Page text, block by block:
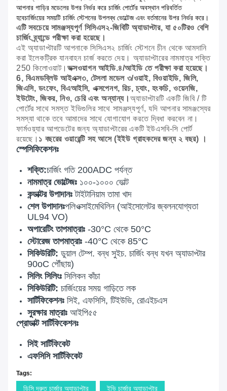
আপনার গাড়ির মডেলের উপর নির্ভর করে চার্জিং পোর্টের অবস্থান পরিবর্তিত
হবেচার্জিংয়ের সময়টি চার্জিং স্টেশনের উপলব্ধ ভোল্টেজ এবং বর্তমানের উপর নির্ভর করে।
এটি সবচেয়ে সামঞ্জস্যপূর্ণ সিসিএস২-জিবিটি অ্যাডাপ্টার, যা ৫০টিরও বেশি
চার্জিং ব্র্যান্ডে পরীক্ষা করা হয়েছে।
এই অ্যাডাপ্টারটি আপনাকে সিসিএস২ চার্জিং স্টেশনে চীন থেকে আমদানি
করা ইলেকট্রিক যানবাহন চার্জ করতে দেয়। অ্যাডাপ্টারের নামমাত্র শক্তি
250 কিলোওয়াট। ভক্সওয়াগন আইডি.৪/আইডি তে পরীক্ষা করা হয়েছে।
6, বিএমডব্লিউ আইএক্স৩, টেসলা মডেল ৩/ওয়াই, বিওয়াইডি, জিলি,
জিএসি, ডংফেং, বিএআইসি, এক্সপেনগ, রিচ, চ্যাং, হংকচি, ওয়েনজি,
ইউটোং, জিকর, নিও, চেরি এবং অন্যান্য। অ্যাডাপ্টারটি একটি জিবি / টি
পোর্টের সাথে সমস্ত ইভিগুলির সাথে সামঞ্জস্যপূর্ণ, যদি আপনার সামঞ্জস্যের
সমস্যা থাকে তবে আমাদের সাথে যোগাযোগ করতে দ্বিধা করবেন না।
ফার্মওয়্যার আপডেটের জন্য অ্যাডাপ্টারের একটি ইউএসবি-সি পোর্ট
রয়েছে। ১ বছরের ওয়ারেন্টি সহ আসে (ইইউ গ্রাহকদের জন্য ২ বছর) ।
স্পেসিফিকেশনঃ
শক্তি:চার্জিং গতি 200ADC পর্যন্ত
নামমাত্র ভোল্টেজঃ ১০০-১০০০ ভোল্ট
কন্ডাক্টর উপাদানঃ টাইটানিয়াম তামা খাদ
শেল উপাদানঃপলিওক্সাইমেথিলিন (আইসোলেটর জ্বলনযোগ্যতা
UL94 VO)
অপারেটিং তাপমাত্রাঃ -30°C থেকে 50°C
স্টোরেজ তাপমাত্রাঃ -40°C থেকে 85°C
সিকিউরিটি: ডুয়াল টেম্প. বন্ধ সুইচ. চার্জিং বন্ধ যখন অ্যাডাপ্টার
90oC পৌঁছায়)
সিলিং সিলিংঃ সিলিকন কাঁচা
সিকিউরিটি: চার্জিংয়ের সময় গাড়িতে লক
সার্টিফিকেশনঃ সিই, এফসিসি, টিইউভি, রোএইচএস
সুরক্ষার মাত্রাঃ আইপি৫৫
প্রোডাক্ট সার্টিফিকেশনঃ
সিই সার্টিফিকেট
এফসিসি সার্টিফিকেট
Tags:
ডিসি দ্রুত চার্জার অ্যাডাপ্টার ইভি চার্জার অ্যাডাপ্টার